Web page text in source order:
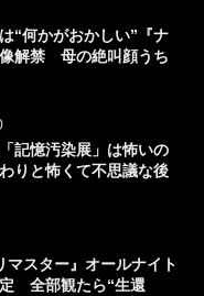
“何かがおかしい”『ナ
解禁 母の絶叫顔うち
記憶汚染展」は怖いの
と怖くて不思議な後
マスター』オールナイト
定 全部観たら“生還